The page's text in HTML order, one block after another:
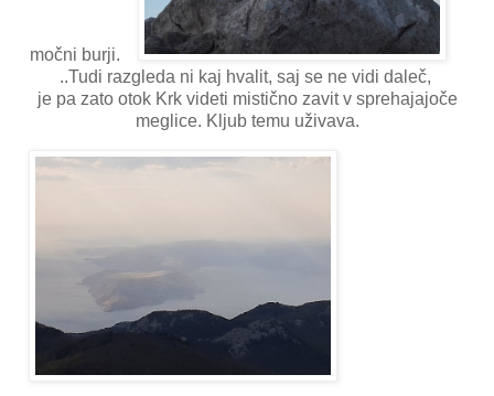
močni burji.
..Tudi razgleda ni kaj hvalit, saj se ne vidi daleč,
je pa zato otok Krk videti mistično zavit v sprehajajoče
meglice. Kljub temu uživava.